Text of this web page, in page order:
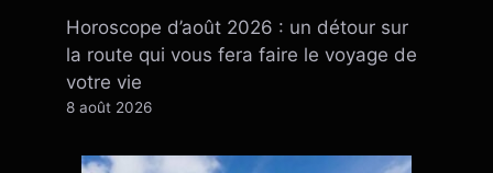
Horoscope d’août 2026 : un détour sur
la route qui vous fera faire le voyage de
votre vie
8 août 2026